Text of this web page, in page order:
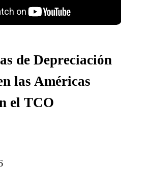
de Depreciación
las Américas
el TCO